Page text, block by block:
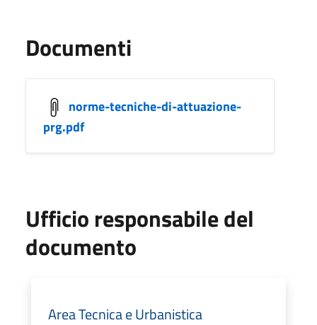
Documenti
norme-tecniche-di-attuazione-
prg.pdf
Ufficio responsabile del
documento
Area Tecnica e Urbanistica